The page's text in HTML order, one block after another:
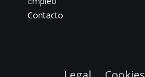
Contacto